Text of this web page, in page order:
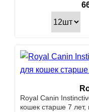
Royal Canin
кошек старше 7 лет,